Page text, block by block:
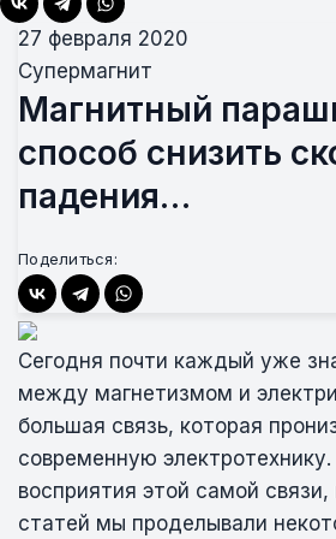
27 февраля 2020
Супермагнит
Магнитный
способ снизить
падения…
Поделиться:
Сегодня почти каждый уже
между магнетизмом и
большая связь, которая
современную
восприятия этой самой связи,
статей мы проделывали